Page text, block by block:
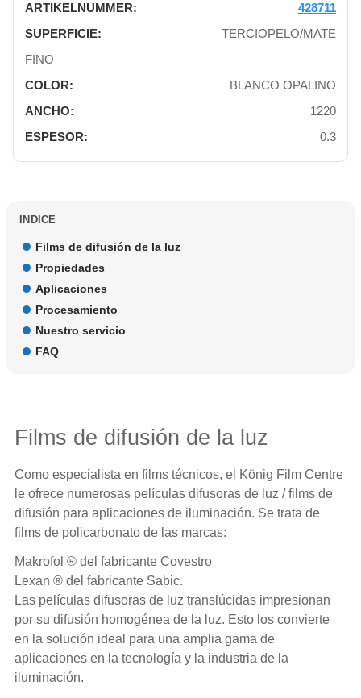
428711
TERCIOPELO/MATE
FINO
BLANCO OPALINO
1220
0.3
INDICE
Films de difusión de la luz
Propiedades
Aplicaciones
Procesamiento
Nuestro servicio
FAQ
Films de difusión de la luz
Como especialista en films técnicos, el König Film Centre
le ofrece numerosas películas difusoras de luz / films de
difusión para aplicaciones de iluminación. Se trata de
films de policarbonato de las marcas:
Makrofol ® del fabricante Covestro
Lexan ® del fabricante Sabic.
Las películas difusoras de luz translúcidas impresionan
por su difusión homogénea de la luz. Esto los convierte
en la solución ideal para una amplia gama de
aplicaciones en la tecnología y la industria de la
iluminación.